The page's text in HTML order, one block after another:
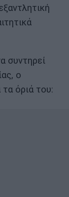
συντηρεί
ο
τα όριά του: